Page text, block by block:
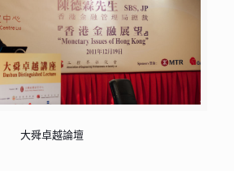
大舜卓越論壇